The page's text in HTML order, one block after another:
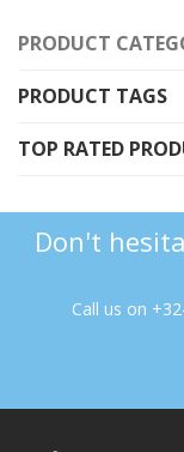
PRODUCT
PRODUCT TAGS
TOP RATED
Don't
Call us on